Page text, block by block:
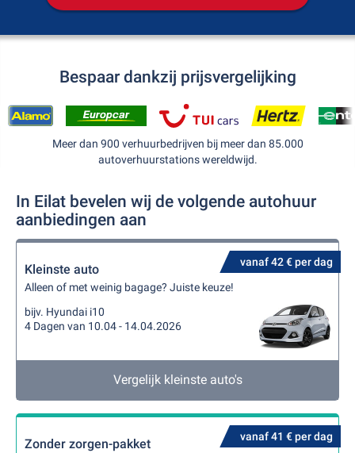
Bespaar dankzij prijsvergelijking
Meer dan 900 verhuurbedrijven bij meer dan 85.000
autoverhuurstations wereldwijd.
In Eilat bevelen wij de volgende autohuur
aanbiedingen aan
vanaf 42 € per dag
Kleinste auto
Alleen of met weinig bagage? Juiste keuze!
bijv. Hyundai i10
4 Dagen van 10.04 - 14.04.2026
Vergelijk kleinste auto's
vanaf 41 € per dag
Zonder zorgen-pakket